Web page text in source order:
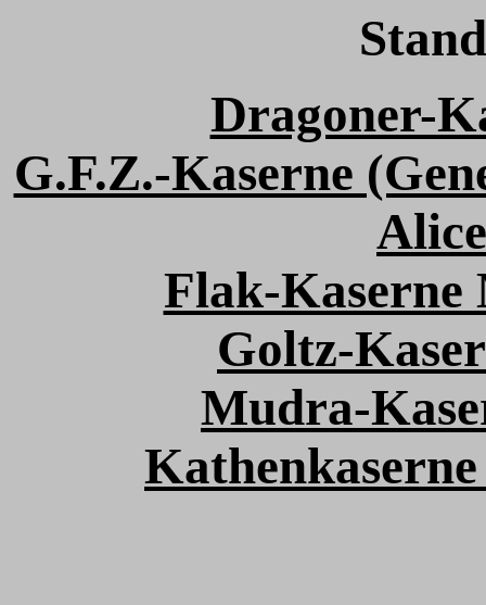
Dragoner-
G.F.Z.-Kaserne
Flak-Kaserne
Goltz-
Mudra-